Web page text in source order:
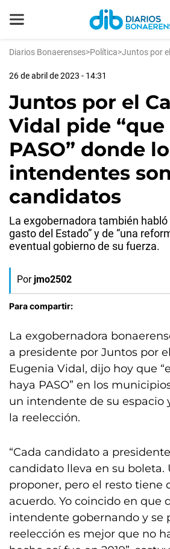
Diarios Bonaerenses>Política>Juntos por
26 de abril de 2023 - 14:31
Juntos por el
Vidal pide “que
PASO” donde
intendentes son
candidatos
La exgobernadora también habló
gasto del Estado” y de “una
eventual gobierno de su fuerza.
Por jmo2502
Para compartir:
La exgobernadora
a presidente por Juntos por
Eugenia Vidal, dijo hoy que
haya PASO” en los
un intendente de su espacio
la reelección.
“Cada candidato a
candidato lleva en su boleta.
proponer, pero el resto tiene
acuerdo. Yo coincido en que
intendente gobernando y se
reelección es mejor que no